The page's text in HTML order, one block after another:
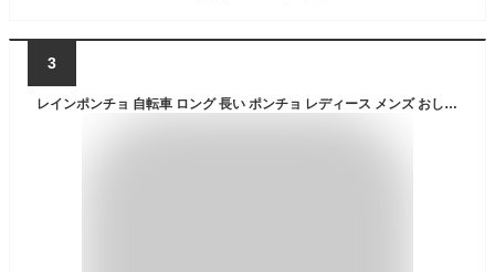
3
レインポンチョ 自転車 ロング 長い ポンチョ レディース メンズ おしゃれ 通勤 通学 カッパ レインウエア レインハイポンチョ雨具 バイク 防水 軽量 7441 蒸れにくい レインコート かわいい 梅雨対策 収納袋付き 無地 カーキ ベージュ ギンガム チェック レインジャケット